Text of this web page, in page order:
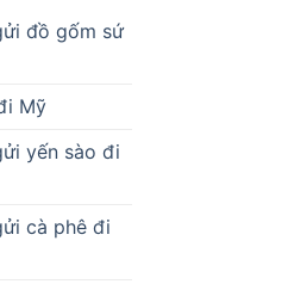
đồ gốm sứ
Mỹ
yến sào đi
cà phê đi